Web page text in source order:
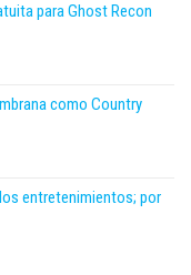
para Ghost Recon
como Country
entretenimientos; por